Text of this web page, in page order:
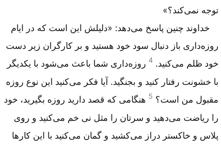
توجه نمی‌کند؟»
خداوند چنین پاسخ می‌دهد: «دلیلش این است که در ایام
روزه‌داری باز دنبال سود خود هستید و بر کارگران زیر دست
خود ظلم می‌کنید. 4 روزه‌داری شما باعث می‌شود با یکدیگر
با خشونت رفتار کنید و بجنگید. آیا فکر می‌کنید این نوع روزه
مقبول من است؟ 5 هنگامی که قصد دارید روزه بگیرید، خود
را ریاضت می‌دهید و سرتان را مثل نی خم می‌کنید و روی
پلاس و خاکستر دراز می‌کشید و گمان می‌کنید با این کارها